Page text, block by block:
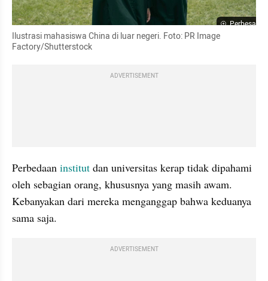
Perbesar
Ilustrasi mahasiswa China di luar negeri. Foto: PR Image
Factory/Shutterstock
ADVERTISEMENT
Perbedaan institut dan universitas kerap tidak dipahami
oleh sebagian orang, khususnya yang masih awam.
Kebanyakan dari mereka menganggap bahwa keduanya
sama saja.
ADVERTISEMENT